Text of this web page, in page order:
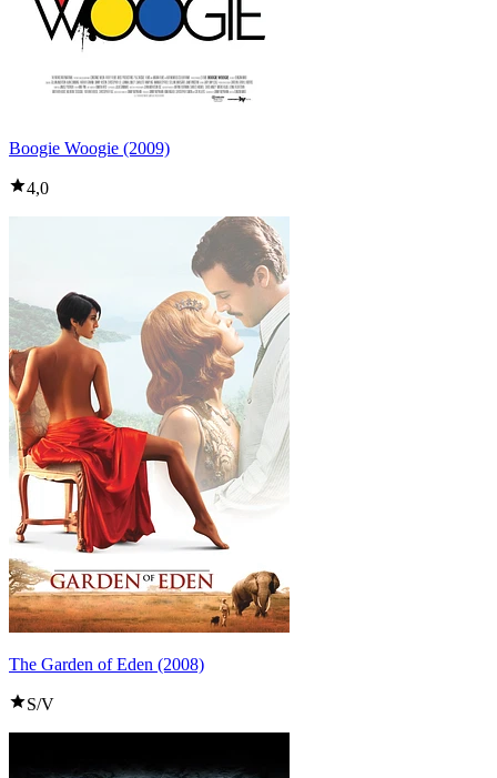
Boogie Woogie (2009)
4,0
The Garden of Eden (2008)
S/V